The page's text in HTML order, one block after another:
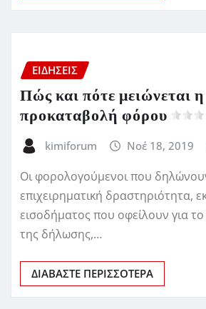
ΕΙΔΗΣΕΙΣ
Πώς και πότε μειώνεται η
προκαταβολή φόρου
kimiforum Νοέ 18, 2019
Οι φορολογούμενοι που
επιχειρηματική δραστηριότητα,
εισοδήματος που οφείλουν για
της δήλωσης,…
ΔΙΑΒΆΣΤΕ ΠΕΡΙΣΣΌΤΕΡΑ